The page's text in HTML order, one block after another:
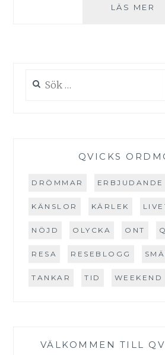
LÄS MER
efter:
QVICKS
DRÖMMAR ERBJUDANDE
KÄNSLOR KÄRLEK
NÖJD OLYCKA ONT
RESA RESEBLOGG
TANKAR TID WEEKEND
VÄLKOMMEN TILL